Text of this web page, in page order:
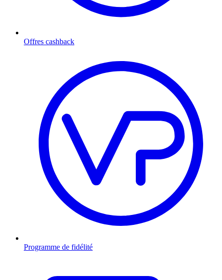
Offres cashback
Programme de fidélité